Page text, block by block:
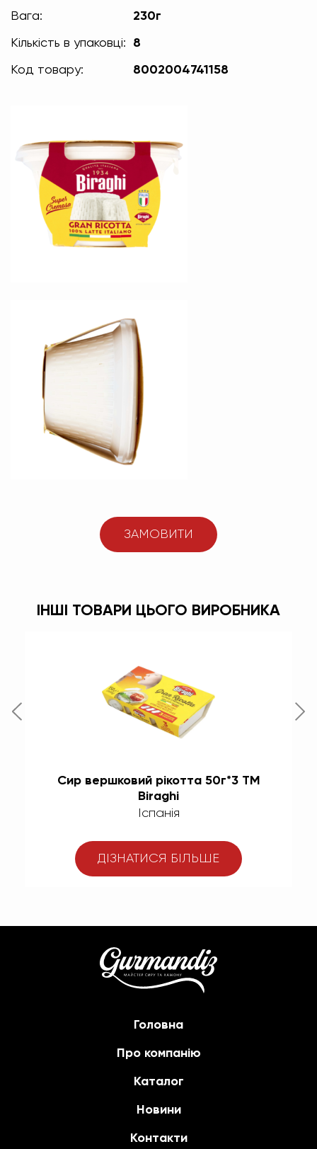
Вага: 230г
Кількість в упаковці: 8
Код товару: 8002004741158
ЗАМОВИТИ
ІНШІ ТОВАРИ ЦЬОГО ВИРОБНИКА
Сир вершковий рікотта 50г*3 TM
Biraghi
Іспанія
ДІЗНАТИСЯ БІЛЬШЕ
Головна
Про компанію
Каталог
Новини
Контакти